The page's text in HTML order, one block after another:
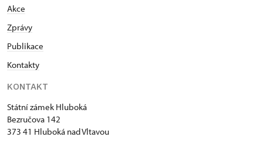
Akce
Zprávy
Publikace
Kontakty
KONTAKT
Státní zámek Hluboká
Bezručova 142
373 41 Hluboká nad Vltavou